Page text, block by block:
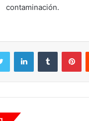
contaminación.